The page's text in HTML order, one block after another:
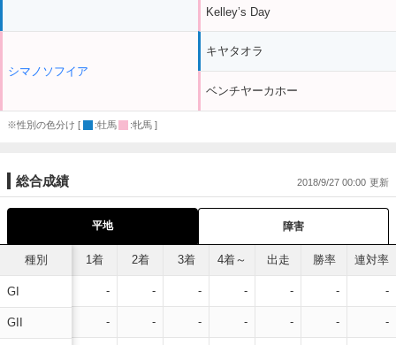
シマノソフイア
Kelley’s Day
キヤタオラ
ベンチヤーカホー
※性別の色分け [ :牡馬 :牝馬 ]
総合成績 2018/9/27 00:00
平地 障害
種別
GI
GII
1着 2着 3着 4着～ 出走 勝率 連対率
- - - - - - -
- - - - - - -